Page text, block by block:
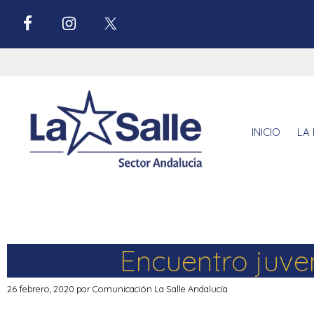
INICIO LA
Encuentro
26 febrero, 2020 porComunicación La Salle Andalucía